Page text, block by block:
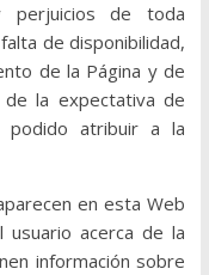
perjuicios de toda
de disponibilidad,
de la Página y de
de la expectativa de
podido atribuir a la
en esta Web
usuario acerca de la
información sobre